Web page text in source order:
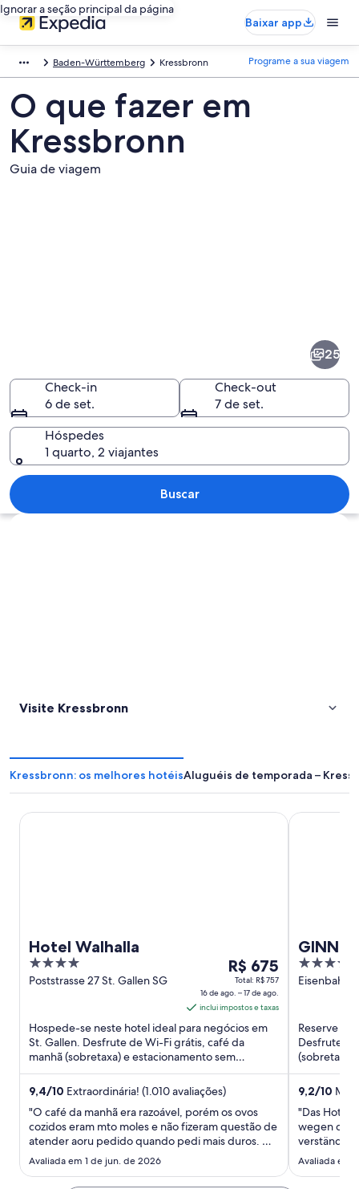
Ignorar a seção principal da página
Baixar app
Baden-Württemberg Kressbronn Programe a sua viagem
O que fazer em
Kressbronn
Guia de viagem
Uma aldeia com casas de telhado
25
Check-in
6 de set.
Check-out
7 de set.
Hóspedes
1 quarto, 2 viajantes
Buscar
Explorar mapa
Visite Kressbronn
Kressbronn: os melhores hotéisAluguéis de temporada –
Hotel Walhalla
4
out
Poststrasse 27 St. Gallen SG
O
preço
é
de
R$ 675
por
diária
estadia
de
16
ago.
R$ 675
Total: R$ 757
16 de ago. – 17 de ago.
inclui impostos e taxas
Hospede-se neste hotel ideal para negócios em
St. Gallen. Desfrute de Wi-Fi grátis, café da
manhã (sobretaxa) e estacionamento sem
manobrista (sobretaxa). Nossos ...
9,4/10 Extraordinária! (1.010 avaliações)
"O café da manhã era razoável, porém os ovos
cozidos eram mto moles e não fizeram questão de
atender aoru pedido quando pedi mais duros. O
ar condicionado não atendeu, e ao abrir as janelas
o barulho da rua era intenso. Não tem frigobar e
eles não oferecem águas gratuitas em garrafas.
Avaliada em 1 de jun. de 2026
Hotel Walhalla
GINN
4
out
Reserve
Desfrute
(sobretaxa)
(sobretaxa).
9,2/10
"Das Hotel
wegen der
noch nicht
Avaliada em
GINN City